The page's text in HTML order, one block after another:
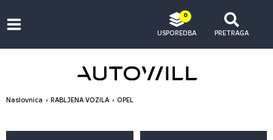
0
USPOREDBA PRETRAGA
Naslovnica RABLJENA VOZILA OPEL